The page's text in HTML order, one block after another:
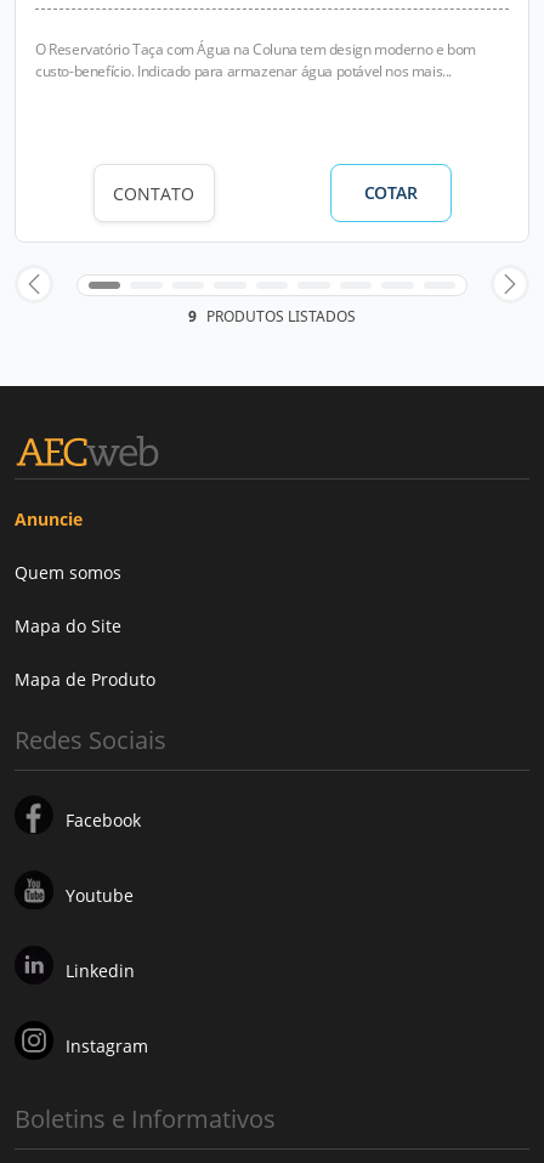
O Reservatório Taça com Água na Coluna tem design moderno e bom
custo-benefício. Indicado para armazenar água potável nos mais...
CONTATO COTAR
9 PRODUTOS LISTADOS
Anuncie
Quem somos
Mapa do Site
Mapa de Produto
Redes Sociais
Facebook
Youtube
Linkedin
Instagram
Boletins e Informativos